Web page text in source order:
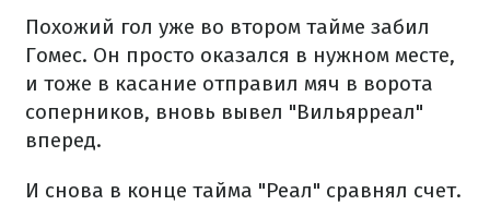
Похожий гол уже во втором тайме забил
Гомес. Он просто оказался в нужном месте,
и тоже в касание отправил мяч в ворота
соперников, вновь вывел "Вильярреал"
вперед.
И снова в конце тайма "Реал" сравнял счет.